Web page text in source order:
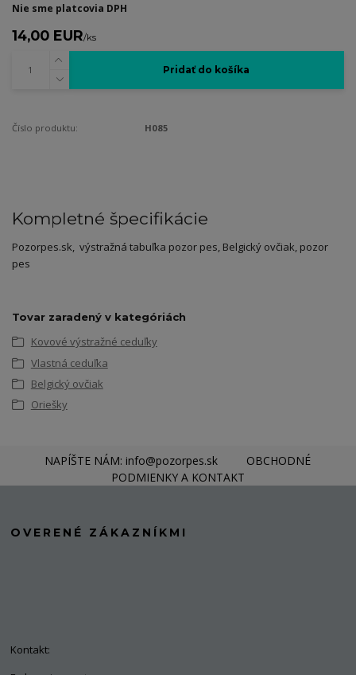
Nie sme platcovia DPH
14,00 EUR/ks
Pridať do košíka
Číslo produktu: H085
Kompletné špecifikácie
Pozorpes.sk, výstražná tabuľka pozor pes, Belgický ovčiak, pozor
pes
Tovar zaradený v kategóriách
Kovové výstražné ceduľky
Vlastná ceduľka
Belgický ovčiak
Oriešky
NAPÍŠTE NÁM: info@pozorpes.sk
OBCHODNÉ
PODMIENKY A KONTAKT
OVERENÉ ZÁKAZNÍKMI
Kontakt: